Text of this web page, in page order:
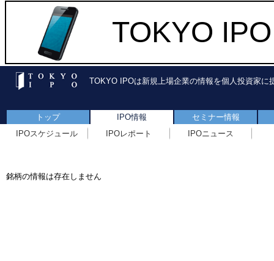
TOKYO
TOKYO IPOは新規上場企業の情報を個人投資家に
トップ IPO情報
セミナー情報
IPOスケジュール
IPOレポート IPOニュース
銘柄の情報は存在しません